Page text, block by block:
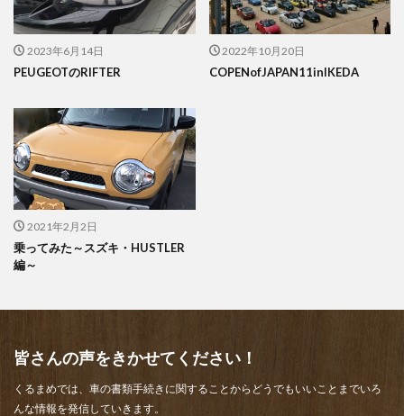
2023年6月14日
PEUGEOTのRIFTER
2022年10月20日
COPENofJAPAN11inIKEDA
2021年2月2日
乗ってみた～スズキ・HUSTLER
編～
皆さんの声をきかせてください！
くるまめでは、車の書類手続きに関することからどうでもいいことまでいろ
んな情報を発信していきます。